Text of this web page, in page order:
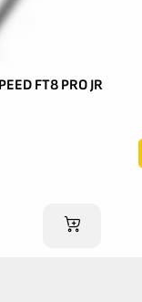
FT8 PRO JR
IM WARENKORB